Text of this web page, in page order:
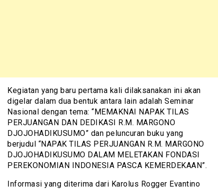
Kegiatan yang baru pertama kali dilaksanakan ini akan
digelar dalam dua bentuk antara lain adalah Seminar
Nasional dengan tema: “MΕΜΑΚΝΑΙ ΝΑΡΑK TILAS
PERJUANGAN DAN DEDIKASI R.M. MARGONO
DJOJOHADIKUSUMO” dan peluncuran buku yang
berjudul “NAPAK TILAS PERJUANGAN R.M. MARGONO
DJOJOHADIKUSUMO DALAM MELETAKAN FONDASI
PEREKOΝΟΜΙΑΝ INDONESIA PASCA KEMERDEKAAN”.
Informasi yang diterima dari Karolus Rogger Evantino